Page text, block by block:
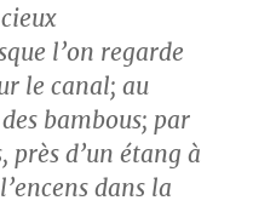
l’on regarde
le canal; au
bambous; par
près d’un étang à
dans la